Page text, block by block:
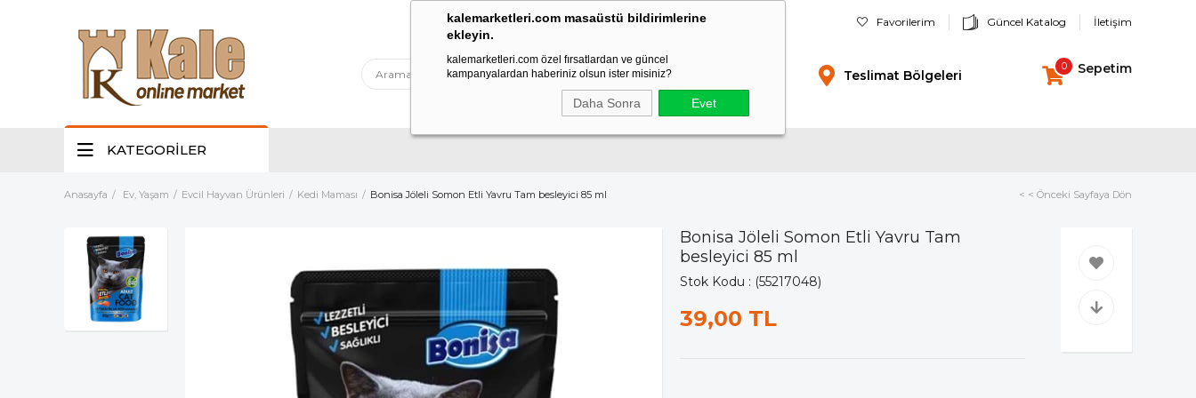
kalemarketleri.com masaüstü bildirimlerine
ekleyin.
kalemarketleri.com özel fırsatlardan ve güncel
kampanyalardan haberiniz olsun ister misiniz?
Daha Sonra Evet
Favorilerim Güncel Katalog İletişim
Sepetim
0
Teslimat Bölgeleri
KATEGORİLER
Anasayfa Ev, Yaşam Evcil Hayvan Ürünleri Kedi Maması Bonisa Jöleli Somon Etli Yavru Tam besleyici 85 ml < < Önceki Sayfaya Dön
Bonisa Jöleli Somon Etli Yavru Tam
besleyici 85 ml
Stok Kodu (55217048)
39,00 TL